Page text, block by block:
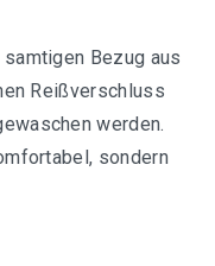
Bezug aus
Reißverschluss
werden.
sondern